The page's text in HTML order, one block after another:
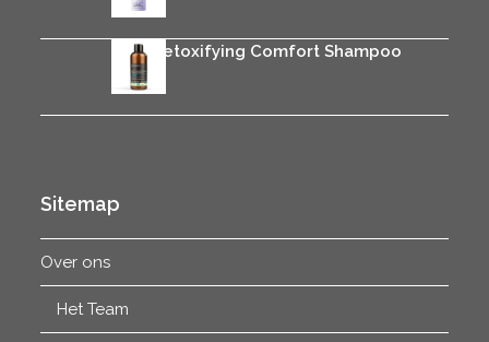
Rica Detoxifying Comfort Shampoo
25.95
Sitemap
Over ons
Het Team